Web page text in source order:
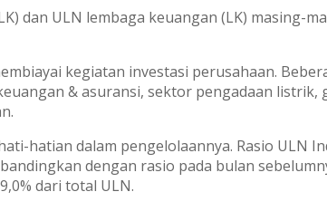
dan ULN lembaga keuangan (LK) masing-
kegiatan investasi perusahaan.
& asuransi, sektor pengadaan listrik,
hatian dalam pengelolaannya. Rasio ULN
dengan rasio pada bulan
dari total ULN.